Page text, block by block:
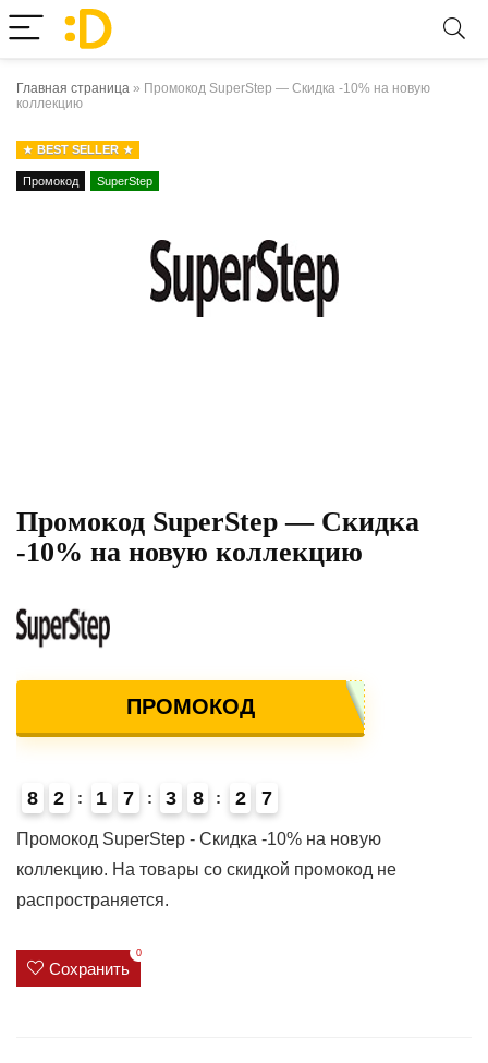
Главная страница » Промокод SuperStep — Скидка -10% на новую
коллекцию
BEST SELLER
Промокод SuperStep
Промокод SuperStep — Скидка
-10% на новую коллекцию
ПРОМОКОД
8 2 1 7 3 8 2 7
Промокод SuperStep - Скидка -10% на новую
коллекцию. На товары со скидкой промокод не
распространяется.
Сохранить
0